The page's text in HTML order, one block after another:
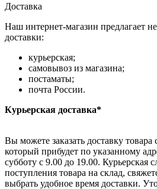
Доставка
Наш интернет-магазин предлагает
доставки:
курьерская;
самовывоз из магазина;
постаматы;
почта России.
Курьерская доставка*
Вы можете заказать доставку
который прибудет по указанному
субботу с 9.00 до 19.00. Курьерская
поступления товара на склад,
выбрать удобное время доставки.